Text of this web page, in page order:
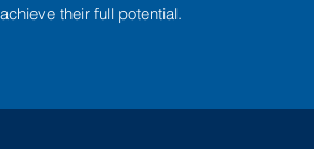
achieve their full potential.